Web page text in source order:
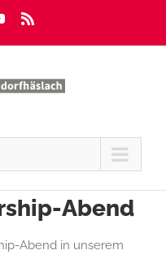
YouTube
Abend
Abend in unserem